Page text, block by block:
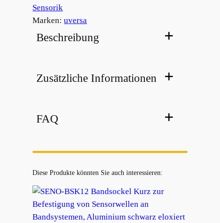
Sensorik
Marken:uversa
Beschreibung
Zusätzliche Informationen
FAQ
Diese Produkte könnten Sie auch interessieren: